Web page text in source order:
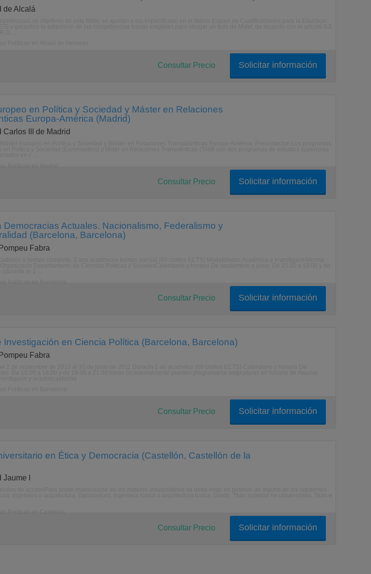
de Alcalá
Solicitar información
Consultar Precio
en Política y Sociedad y Máster en Relaciones
Europa-América (Madrid)
Carlos III de Madrid
Solicitar información
Consultar Precio
Democracias Actuales. Nacionalismo, Federalismo y
(Barcelona, Barcelona)
Fabra
Solicitar información
Consultar Precio
Investigación en Ciencia Política (Barcelona, Barcelona)
Fabra
Solicitar información
Consultar Precio
en Ética y Democracia (Castellón, Castellón de la
I
Solicitar información
Consultar Precio